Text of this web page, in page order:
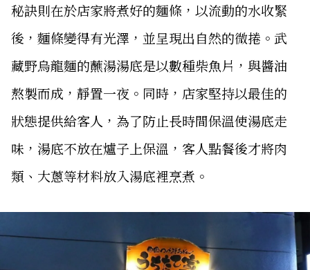
秘訣則在於店家將煮好的麵條，以流動的水收緊
後，麵條變得有光澤，並呈現出自然的微捲。武
藏野烏龍麵的蘸湯湯底是以數種柴魚片，與醬油
熬製而成，靜置一夜。同時，店家堅持以最佳的
狀態提供給客人，為了防止長時間保溫使湯底走
味，湯底不放在爐子上保溫，客人點餐後才將肉
類、大蔥等材料放入湯底裡烹煮。